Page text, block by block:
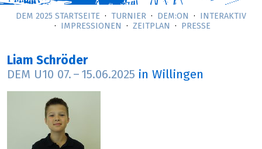
DEM 2025 STARTSEITE TURNIER DEM:ON
INTERAKTIV
IMPRESSIONEN
ZEITPLAN PRESSE
Liam Schröder
DEM U10 07. – 15.06.2025 in Willingen